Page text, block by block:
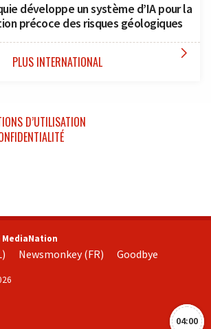
développe un système d’IA pour la
précoce des risques géologiques
PLUS INTERNATIONAL 
04:00
D’UTILISATION
MediaNation
Newsmonkey (FR) Goodbye